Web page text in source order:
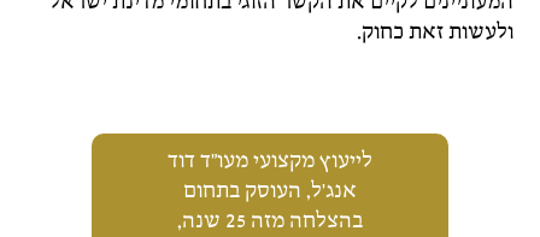
ולעשות זאת כחוק.
לייעוץ מקצועי מעו"ד דוד
אנג'ל, העוסק בתחום
בהצלחה מזה 25 שנה,